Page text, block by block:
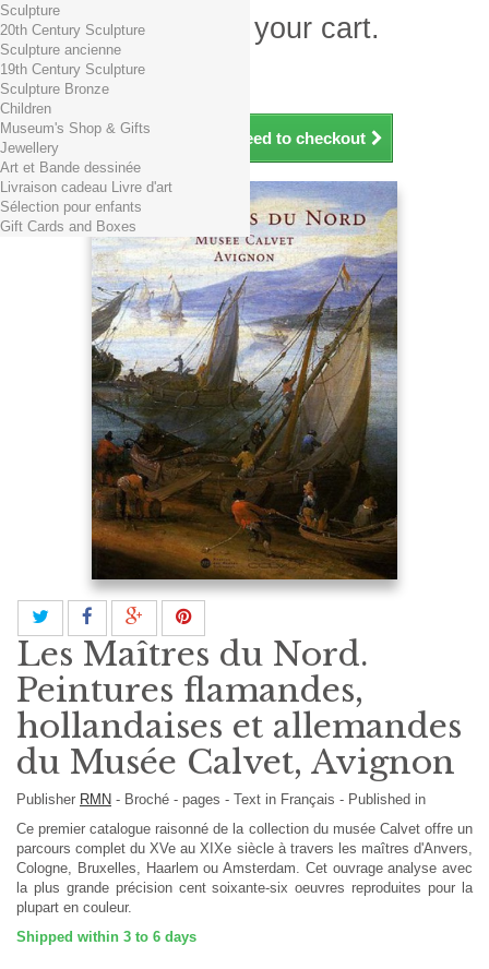
There is 1 item in your cart.
Total products (tax incl.)
Total shipping TTC
Total (tax incl.)
Continue shopping Proceed to checkout
Sculpture
20th Century Sculpture
Sculpture ancienne
19th Century Sculpture
Sculpture Bronze
Children
Museum's Shop & Gifts
Jewellery
Art et Bande dessinée
Livraison cadeau Livre d'art
Sélection pour enfants
Gift Cards and Boxes
Les Maîtres du Nord.
Peintures flamandes,
hollandaises et allemandes
du Musée Calvet, Avignon
Publisher RMN - Broché - pages - Text in Français - Published in
Ce premier catalogue raisonné de la collection du musée Calvet offre un
parcours complet du XVe au XIXe siècle à travers les maîtres d'Anvers,
Cologne, Bruxelles, Haarlem ou Amsterdam. Cet ouvrage analyse avec
la plus grande précision cent soixante-six oeuvres reproduites pour la
plupart en couleur.
Shipped within 3 to 6 days